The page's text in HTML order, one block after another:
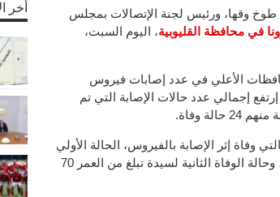
وقها، ورئيس لجنة الإتصالات بمجلس
في محافظة القليوبية، اليوم السبت،
الأعلي في عدد إصابات فيروس
إجمالي عدد حالات الإصابة التي تم
إثر الإصابة بالفيروس، الحالة الأولي
لموظف بالمعاش يبلغ من العمر 63 سنة ومقيم السفانية، وحالة الوفاة الثانية لسيدة تبلغ من العمر 70
أخر